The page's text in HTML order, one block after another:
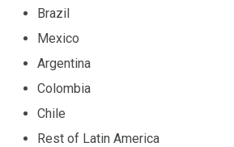
Brazil
Mexico
Argentina
Colombia
Chile
Rest of Latin America